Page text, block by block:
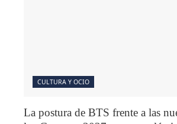
CULTURA Y OCIO
La postura de BTS frente a las